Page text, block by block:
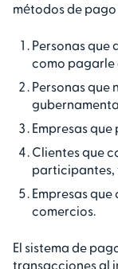
métodos de
Personas que
como pagarle
Personas que
Empresas
Clientes que
participantes,
Empresas
comercios.
El sistema de
transacciones al